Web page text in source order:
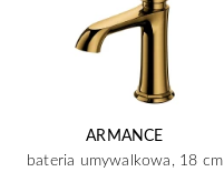
ARMANCE
bateria umywalkowa, 18 cm